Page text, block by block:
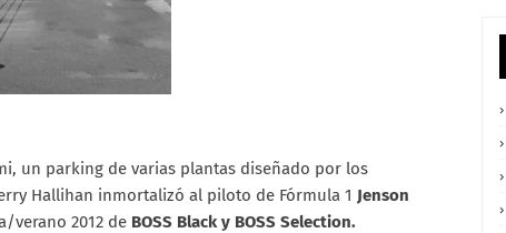
un parking de varias plantas diseñado por los
Hallihan inmortalizó al piloto de Fórmula 1 Jenson
verano 2012 de BOSS Black y BOSS Selection.